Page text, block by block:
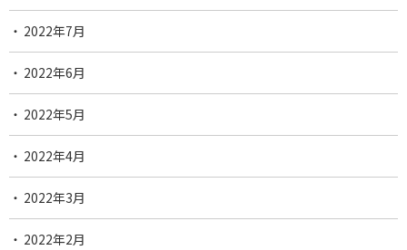
2022年7月
2022年6月
2022年5月
2022年4月
2022年3月
2022年2月